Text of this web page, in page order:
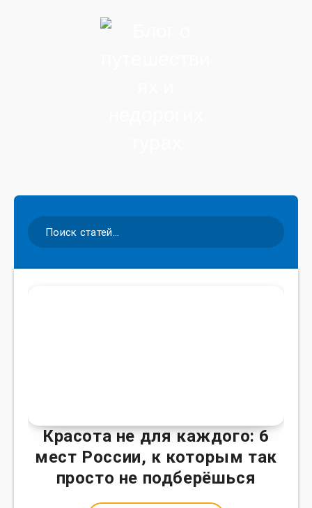
Красота не для каждого: 6
мест России, к которым так
просто не подберёшься